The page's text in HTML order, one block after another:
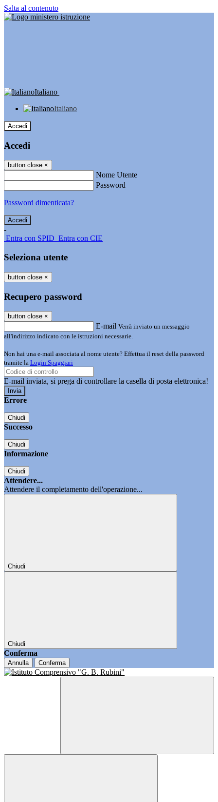
Salta al contenuto
Italiano
Italiano
Accedi
Accedi
button close ×
Nome Utente
Password
Password dimenticata?
-
Entra con SPID Entra con CIE
Seleziona utente
button close ×
Recupero password
button close ×
E-mail Verrà inviato un messaggio
all'indirizzo indicato con le istruzioni necessarie.
Non hai una e-mail associata al nome utente? Effettua il reset della password
tramite la Login Spaggiari
E-mail inviata, si prega di controllare la casella di posta elettronica!
Errore
Chiudi
Successo
Chiudi
Informazione
Chiudi
Attendere...
Attendere il completamento dell'operazione...
Chiudi
Chiudi
Conferma
Annulla Conferma